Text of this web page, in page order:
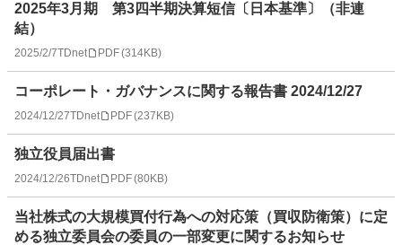
2025年3月期 第3四半期決算短信〔日本基準〕（非連
結）
2025/2/7TDnet PDF(314KB)
コーポレート・ガバナンスに関する報告書 2024/12/27
2024/12/27TDnet PDF(237KB)
独立役員届出書
2024/12/26TDnet PDF(80KB)
当社株式の大規模買付行為への対応策（買収防衛策）に定
める独立委員会の委員の一部変更に関するお知らせ